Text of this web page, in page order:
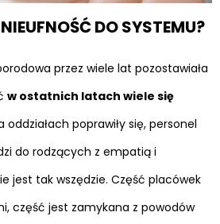
DO SYSTEMU?
przez wiele lat pozostawiała
w ostatnich latach wiele się
poprawiły się, personel
do rodzących z empatią i
jest tak wszędzie. Część placówek
część jest zamykana z powodów